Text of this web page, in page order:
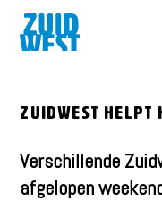
Zuidwest helpt
Verschillende
afgelopen